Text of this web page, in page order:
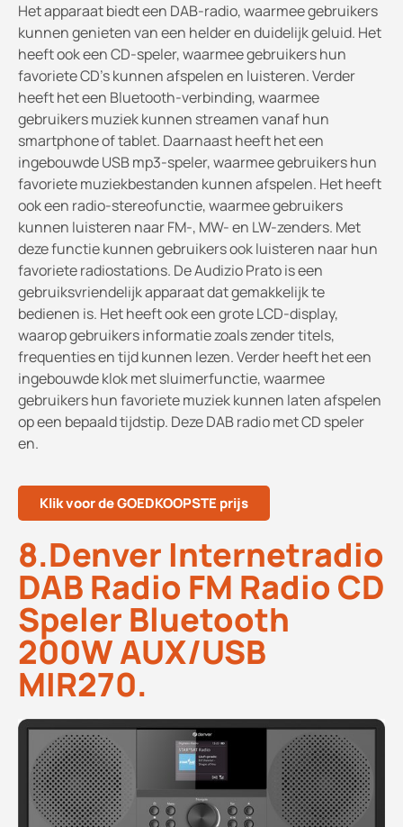
Het apparaat biedt een DAB-radio, waarmee gebruikers
kunnen genieten van een helder en duidelijk geluid. Het
heeft ook een CD-speler, waarmee gebruikers hun
favoriete CD's kunnen afspelen en luisteren. Verder
heeft het een Bluetooth-verbinding, waarmee
gebruikers muziek kunnen streamen vanaf hun
smartphone of tablet. Daarnaast heeft het een
ingebouwde USB mp3-speler, waarmee gebruikers hun
favoriete muziekbestanden kunnen afspelen. Het heeft
ook een radio-stereofunctie, waarmee gebruikers
kunnen luisteren naar FM-, MW- en LW-zenders. Met
deze functie kunnen gebruikers ook luisteren naar hun
favoriete radiostations. De Audizio Prato is een
gebruiksvriendelijk apparaat dat gemakkelijk te
bedienen is. Het heeft ook een grote LCD-display,
waarop gebruikers informatie zoals zender titels,
frequenties en tijd kunnen lezen. Verder heeft het een
ingebouwde klok met sluimerfunctie, waarmee
gebruikers hun favoriete muziek kunnen laten afspelen
op een bepaald tijdstip. Deze DAB radio met CD speler
en.
Klik voor de GOEDKOOPSTE prijs
8.Denver Internetradio
DAB Radio FM Radio CD
Speler Bluetooth
200W AUX/USB
MIR270.